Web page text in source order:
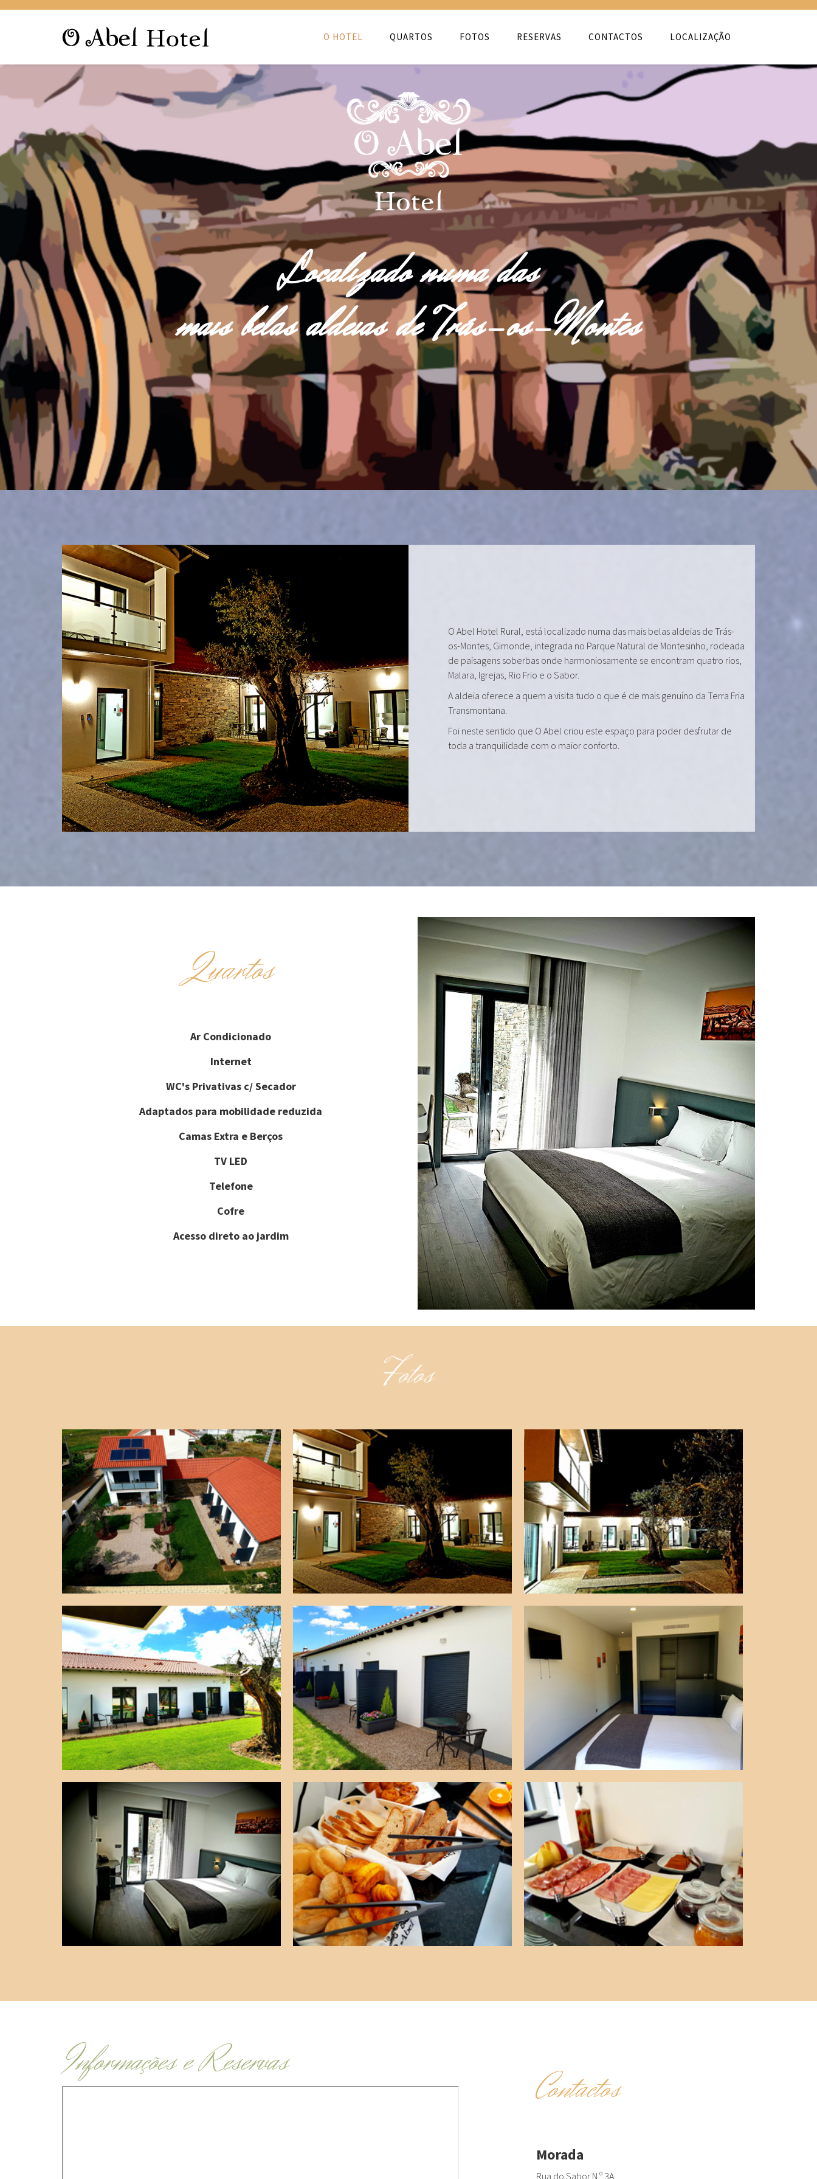
O HOTEL QUARTOS FOTOS RESERVAS CONTACTOS LOCALIZAÇÃO
Localizado numa das
mais belas aldeias de Trás-os-Montes
O Abel Hotel Rural, está localizado numa das mais belas aldeias de Trás-
os-Montes, Gimonde, integrada no Parque Natural de Montesinho, rodeada
de paisagens soberbas onde harmoniosamente se encontram quatro rios,
Malara, Igrejas, Rio Frio e o Sabor.
A aldeia oferece a quem a visita tudo o que é de mais genuíno da Terra Fria
Transmontana.
Foi neste sentido que O Abel criou este espaço para poder desfrutar de
toda a tranquilidade com o maior conforto.
Quartos
Ar Condicionado
Internet
WC's Privativas c/ Secador
Adaptados para mobilidade reduzida
Camas Extra e Berços
TV LED
Telefone
Cofre
Acesso direto ao jardim
Fotos
Informações e Reservas
Contactos
Morada
Rua do Sabor N.º 3A